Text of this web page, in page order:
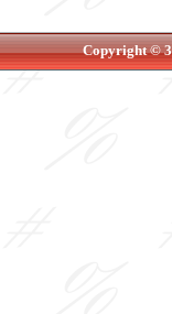
Copyright ©